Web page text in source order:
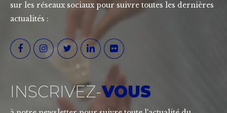
sur les réseaux sociaux pour suivre toutes les dernières
actualités :
INSCRIVEZ-VOUS